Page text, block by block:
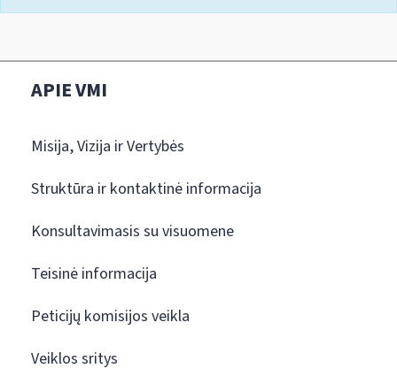
APIE VMI
Misija, Vizija ir Vertybės
Struktūra ir kontaktinė informacija
Konsultavimasis su visuomene
Teisinė informacija
Peticijų komisijos veikla
Veiklos sritys